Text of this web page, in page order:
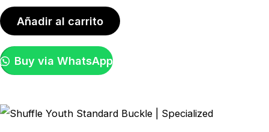
Añadir al carrito
Buy via WhatsApp
Este